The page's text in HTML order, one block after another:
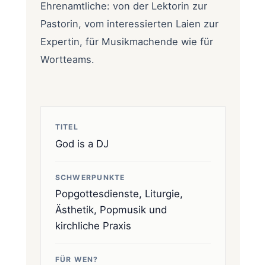
Ehrenamtliche: von der Lektorin zur
Pastorin, vom interessierten Laien zur
Expertin, für Musikmachende wie für
Wortteams.
TITEL
God is a DJ
SCHWERPUNKTE
Popgottesdienste, Liturgie,
Ästhetik, Popmusik und
kirchliche Praxis
FÜR WEN?